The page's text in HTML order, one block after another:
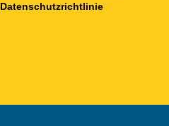
Datenschutzrichtlinie